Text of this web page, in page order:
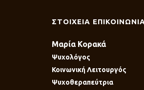
ΣΤΟΙΧΕΙΑ
Μαρία Κορακά
Ψυχολόγος
Κοινωνική Λειτουργός
Ψυχοθεραπεύτρια